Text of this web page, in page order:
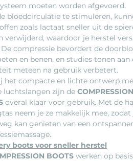
moeten worden afgevoerd.
bloedcirculatie te stimuleren,
zoals lactaat sneller uit de
verwijderd, waardoor je herstel
compressie bevordert de
en benen, en studies tonen aan
meteen na gebruik verbetert.
het compacte en lichte ontwerp
luchtslangen zijn de COMPRESSION
overal klaar voor gebruik. Met de
neem je ze makkelijk mee, zodat
kan genieten van een
boots voor sneller herstel
BOOTS werken op